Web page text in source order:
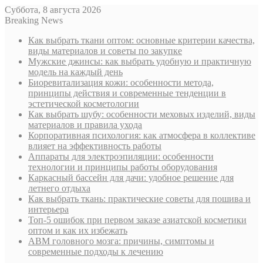
Суббота, 8 августа 2026
Breaking News
Как выбрать ткани оптом: основные критерии качества,
виды материалов и советы по закупке
Мужские джинсы: как выбрать удобную и практичную
модель на каждый день
Биоревитализация кожи: особенности метода,
принципы действия и современные тенденции в
эстетической косметологии
Как выбрать шубу: особенности меховых изделий, виды
материалов и правила ухода
Корпоративная психология: как атмосфера в коллективе
влияет на эффективность работы
Аппараты для электроэпиляции: особенности
технологии и принципы работы оборудования
Каркасный бассейн для дачи: удобное решение для
летнего отдыха
Как выбрать ткань: практические советы для пошива и
интерьера
Топ-5 ошибок при первом заказе азиатской косметики
оптом и как их избежать
АВМ головного мозга: причины, симптомы и
современные подходы к лечению